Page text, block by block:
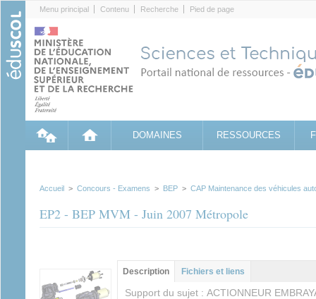
Menu principal Contenu Recherche Pied de page
DOMAINES RESSOURCES
Accueil > Concours - Examens > BEP > CAP Maintenance des véhicules
EP2 - BEP MVM - Juin 2007 Métropole
Groupe principal
Description (onglet
actif)
Fichiers et liens
Support du sujet : ACTIONNEUR